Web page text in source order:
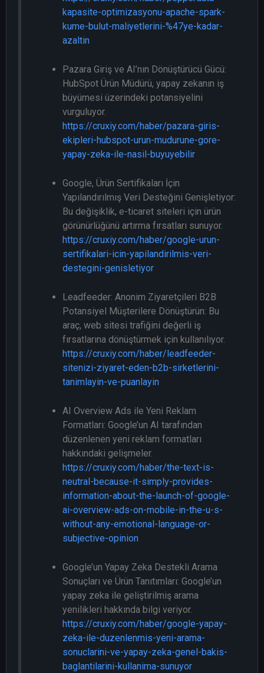
kapasite-optimizasyonu-apache-spark-
kume-bulut-maliyetlerini-%47ye-kadar-
azaltin
Pazara Giriş ve AI’nın Dönüştürücü Gücü:
HubSpot Ürün Müdürü, yapay zekanın iş
büyümesi üzerindeki potansiyelini
vurguluyor.
https://cruxiy.com/haber/pazara-giris-
ekipleri-hubspot-urun-mudurune-gore-
yapay-zeka-ile-nasil-buyuyebilir
Google, Ürün Sertifikaları İçin
Yapılandırılmış Veri Desteğini Genişletiyor:
Bu değişiklik, e-ticaret siteleri için ürün
görünürlüğünü artırma fırsatları sunuyor.
https://cruxiy.com/haber/google-urun-
sertifikalari-icin-yapilandirilmis-veri-
destegini-genisletiyor
Leadfeeder: Anonim Ziyaretçileri B2B
Potansiyel Müşterilere Dönüştürün: Bu
araç, web sitesi trafiğini değerli iş
fırsatlarına dönüştürmek için kullanılıyor.
https://cruxiy.com/haber/leadfeeder-
sitenizi-ziyaret-eden-b2b-sirketlerini-
tanimlayin-ve-puanlayin
AI Overview Ads ile Yeni Reklam
Formatları: Google’un AI tarafından
düzenlenen yeni reklam formatları
hakkındaki gelişmeler.
https://cruxiy.com/haber/the-text-is-
neutral-because-it-simply-provides-
information-about-the-launch-of-google-
ai-overview-ads-on-mobile-in-the-u-s-
without-any-emotional-language-or-
subjective-opinion
Google’un Yapay Zeka Destekli Arama
Sonuçları ve Ürün Tanıtımları: Google’un
yapay zeka ile geliştirilmiş arama
yenilikleri hakkında bilgi veriyor.
https://cruxiy.com/haber/google-yapay-
zeka-ile-duzenlenmis-yeni-arama-
sonuclarini-ve-yapay-zeka-genel-bakis-
baglantilarini-kullanima-sunuyor